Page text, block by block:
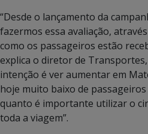
“Desde o lançamento da
fazermos essa avaliação,
como os passageiros estão
explica o diretor de
intenção é ver aumentar em
hoje muito baixo de
quanto é importante utilizar o
toda a viagem”.